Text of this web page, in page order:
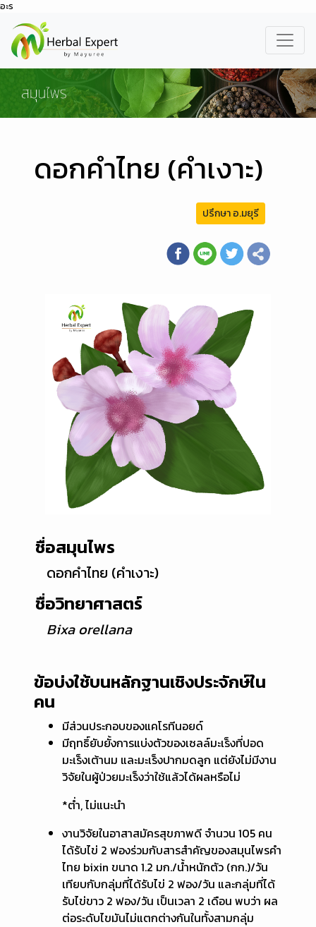
อะร
ดอกคำไทย (คำเงาะ)
ปรึกษา อ.มยุรี
ชื่อสมุนไพร
ดอกคำไทย (คำเงาะ)
ชื่อวิทยาศาสตร์
Bixa orellana
ข้อบ่งใช้บนหลักฐานเชิงประจักษ์ใน
คน
มีส่วนประกอบของแคโรทีนอยด์
มีฤทธิ์ยับยั้งการแบ่งตัวของเซลล์มะเร็งที่ปอด
มะเร็งเต้านม และมะเร็งปากมดลูก แต่ยังไม่มีงาน
วิจัยในผู้ป่วยมะเร็งว่าใช้แล้วได้ผลหรือไม่
*ต่ำ, ไม่แนะนำ
งานวิจัยในอาสาสมัครสุขภาพดี จำนวน 105 คน
ได้รับไข่ 2 ฟองร่วมกับสารสำคัญของสมุนไพรคำ
ไทย bixin ขนาด 1.2 มก./น้ำหนักตัว (กก.)/วัน
เทียบกับกลุ่มที่ได้รับไข่ 2 ฟอง/วัน และกลุ่มที่ได้
รับไข่ขาว 2 ฟอง/วัน เป็นเวลา 2 เดือน พบว่า ผล
ต่อระดับไขมันไม่แตกต่างกันในทั้งสามกลุ่ม